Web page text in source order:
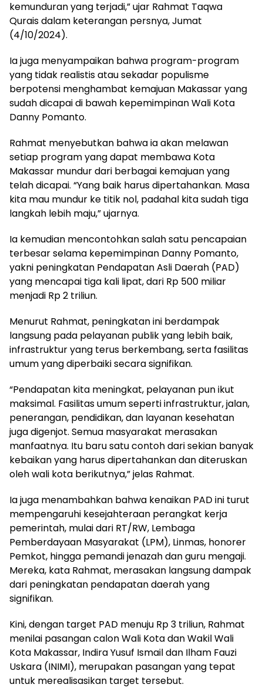
kemunduran yang terjadi,” ujar Rahmat Taqwa
Qurais dalam keterangan persnya, Jumat
(4/10/2024).
Ia juga menyampaikan bahwa program-program
yang tidak realistis atau sekadar populisme
berpotensi menghambat kemajuan Makassar yang
sudah dicapai di bawah kepemimpinan Wali Kota
Danny Pomanto.
Rahmat menyebutkan bahwa ia akan melawan
setiap program yang dapat membawa Kota
Makassar mundur dari berbagai kemajuan yang
telah dicapai. “Yang baik harus dipertahankan. Masa
kita mau mundur ke titik nol, padahal kita sudah tiga
langkah lebih maju,” ujarnya.
Ia kemudian mencontohkan salah satu pencapaian
terbesar selama kepemimpinan Danny Pomanto,
yakni peningkatan Pendapatan Asli Daerah (PAD)
yang mencapai tiga kali lipat, dari Rp 500 miliar
menjadi Rp 2 triliun.
Menurut Rahmat, peningkatan ini berdampak
langsung pada pelayanan publik yang lebih baik,
infrastruktur yang terus berkembang, serta fasilitas
umum yang diperbaiki secara signifikan.
“Pendapatan kita meningkat, pelayanan pun ikut
maksimal. Fasilitas umum seperti infrastruktur, jalan,
penerangan, pendidikan, dan layanan kesehatan
juga digenjot. Semua masyarakat merasakan
manfaatnya. Itu baru satu contoh dari sekian banyak
kebaikan yang harus dipertahankan dan diteruskan
oleh wali kota berikutnya,” jelas Rahmat.
Ia juga menambahkan bahwa kenaikan PAD ini turut
mempengaruhi kesejahteraan perangkat kerja
pemerintah, mulai dari RT/RW, Lembaga
Pemberdayaan Masyarakat (LPM), Linmas, honorer
Pemkot, hingga pemandi jenazah dan guru mengaji.
Mereka, kata Rahmat, merasakan langsung dampak
dari peningkatan pendapatan daerah yang
signifikan.
Kini, dengan target PAD menuju Rp 3 triliun, Rahmat
menilai pasangan calon Wali Kota dan Wakil Wali
Kota Makassar, Indira Yusuf Ismail dan Ilham Fauzi
Uskara (INIMI), merupakan pasangan yang tepat
untuk merealisasikan target tersebut.